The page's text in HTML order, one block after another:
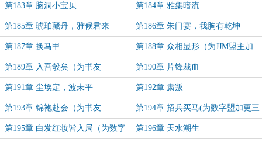
151018184223839盟主加更）
第183章 脑洞小宝贝 第184章 雅集暗流
第185章 琥珀藏丹，雅候君来 第186章 朱门宴，我胸有乾坤
第187章 换马甲 第188章 众相显形（为JJM盟主加
更）
第189章 入吾彀矣（为书友
151018184223839盟主加更）
第190章 片锋裁血
第191章 尘埃定，波未平 第192章 肃叛
第193章 锦袍赴会（为书友
151018184223839盟主加更）
第194章 招兵买马(为数字盟加更三
合一章)
第195章 白发红妆皆入局（为数字 第196章 天水潮生